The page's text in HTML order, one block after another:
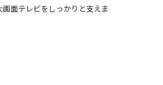
面テレビをしっかりと支えま